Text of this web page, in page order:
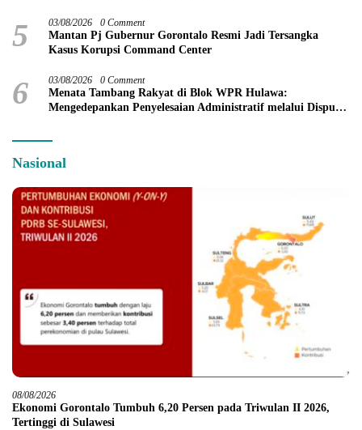
5 03/08/2026 0 Comment
Mantan Pj Gubernur Gorontalo Resmi Jadi Tersangka
Kasus Korupsi Command Center
6 03/08/2026 0 Comment
Menata Tambang Rakyat di Blok WPR Hulawa:
Mengedepankan Penyelesaian Administratif melalui Dispute
Nasional
08/08/2026
Ekonomi Gorontalo Tumbuh 6,20 Persen pada Triwulan II 2026,
Tertinggi di Sulawesi